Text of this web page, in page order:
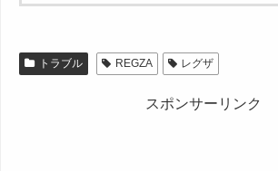
トラブル REGZA レグザ
スポンサーリンク